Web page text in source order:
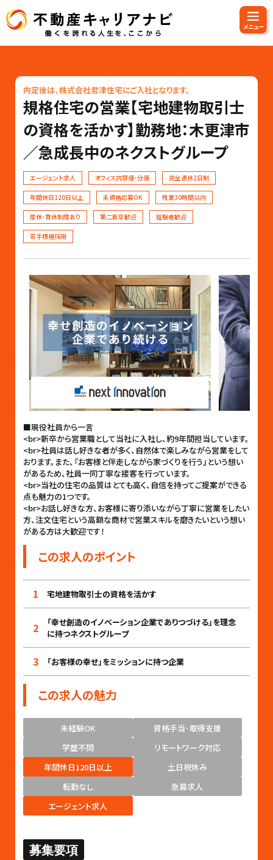
内定後は、株式会社君津住宅にご入社となります。
規格住宅の営業【宅地建物取引士
の資格を活かす】勤務地：木更津市
／急成長中のネクストグループ
エージェント求人 オフィス内禁煙･分煙 完全週休2日制
年間休日120日以上 未資格応募OK 残業30時間以内
産休･育休制度あり 第二新卒歓迎 経験者歓迎
若手積極採用
■現役社員から一言
<br>新卒から営業職として当社に入社し、約9年間担当しています。
<br>社員は話し好きな者が多く、自然体で楽しみながら営業をして
おります。また、『お客様と伴走しながら家づくりを行う』という想い
があるため、社員一同丁寧な接客を行っています。
<br>当社の住宅の品質はとても高く、自信を持ってご提案ができる
点も魅力の1つです。
<br>お話し好きな方、お客様に寄り添いながら丁寧に営業をしたい
方、注文住宅という高額な商材で営業スキルを磨きたいという想い
がある方は大歓迎です！
この求人のポイント
1 宅地建物取引士の資格を活かす
2
「幸せ創造のイノベーション企業でありつづける」を理念
に持つネクストグループ
3 「お客様の幸せ」をミッションに持つ企業
この求人の魅力
未経験OK
資格手当･取得支援
学歴不問
リモートワーク対応
年間休日120日以上
土日祝休み
転勤なし
急募求人
エージェント求人
募集要項